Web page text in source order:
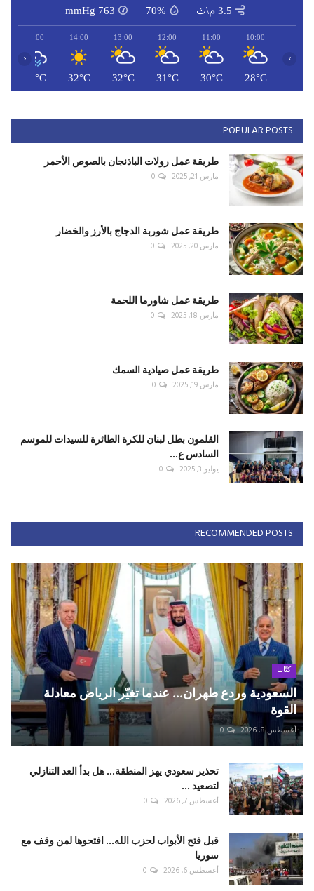
3.5 م\ث 70%
763
mmHg
10:00
28°C
11:00
30°C
12:00
31°C
13:00
32°C
14:00
32°C
15:00
33°C
‹ ›
POPULAR POSTS
طريقة عمل رولات الباذنجان بالصوص الأحمر
مارس 21, 2025 0
طريقة عمل شوربة الدجاج بالأرز والخضار
مارس 20, 2025 0
طريقة عمل شاورما اللحمة
مارس 18, 2025 0
طريقة عمل صيادية السمك
مارس 19, 2025 0
القلمون بطل لبنان للكرة الطائرة للسيدات للموسم
السادس ع...
يوليو 3, 2025 0
RECOMMENDED POSTS
كتّابنا
السعودية وردع طهران... عندما تغيّر الرياض معادلة
القوة
أغسطس 8, 2026 0
تحذير سعودي يهز المنطقة... هل بدأ العد التنازلي
لتصعيد ...
أغسطس 7, 2026 0
قبل فتح الأبواب لحزب الله... افتحوها لمن وقف مع
سوريا
أغسطس 6, 2026 0